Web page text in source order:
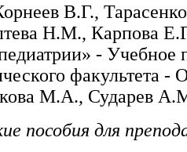
В.Г.,
Н.М., Карпова
- Учебное
факультета -
М.А., Сударев
пособия для